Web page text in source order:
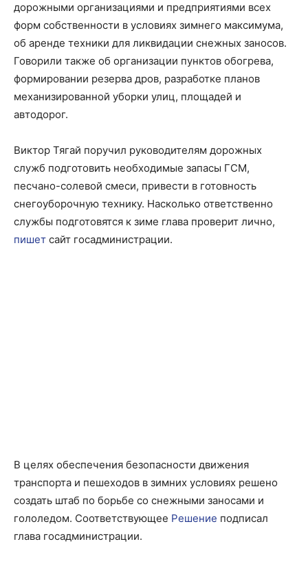
дорожными организациями и предприятиями всех
форм собственности в условиях зимнего максимума,
об аренде техники для ликвидации снежных заносов.
Говорили также об организации пунктов обогрева,
формировании резерва дров, разработке планов
механизированной уборки улиц, площадей и
автодорог.
Виктор Тягай поручил руководителям дорожных
служб подготовить необходимые запасы ГСМ,
песчано-солевой смеси, привести в готовность
снегоуборочную технику. Насколько ответственно
службы подготовятся к зиме глава проверит лично,
пишет сайт госадминистрации.
В целях обеспечения безопасности движения
транспорта и пешеходов в зимних условиях решено
создать штаб по борьбе со снежными заносами и
гололедом. Соответствующее Решение подписал
глава госадминистрации.